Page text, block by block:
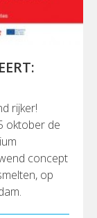
rijker!
oktober de
concept
op